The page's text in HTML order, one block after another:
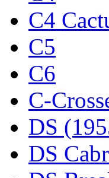
C4
C5
C6
C-
DS
DS